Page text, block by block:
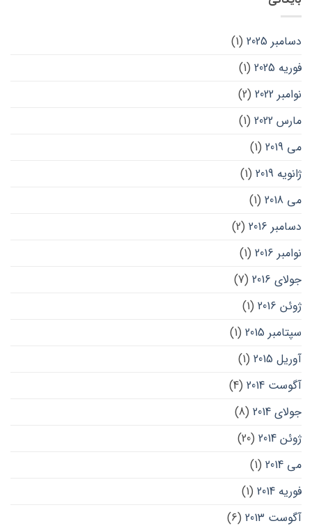
دسامبر 2025
(1)
فوریه 2025
(1)
نوامبر 2022
(2)
مارس 2022
(1)
می 2019
(1)
ژانویه 2019
(1)
می 2018
(1)
دسامبر 2016
(2)
نوامبر 2016
(1)
جولای 2016
(7)
ژوئن 2016
(1)
سپتامبر 2015
(1)
آوریل 2015
(1)
آگوست 2014
(4)
جولای 2014
(8)
ژوئن 2014
(20)
می 2014
(1)
فوریه 2014
(1)
آگوست 2013
(6)